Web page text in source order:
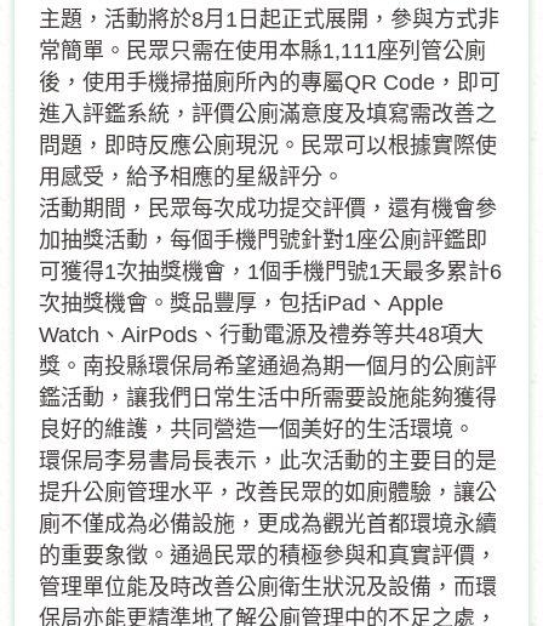
主題，活動將於8月1日起正式展開，參與方式非
常簡單。民眾只需在使用本縣1,111座列管公廁
後，使用手機掃描廁所內的專屬QR Code，即可
進入評鑑系統，評價公廁滿意度及填寫需改善之
問題，即時反應公廁現況。民眾可以根據實際使
用感受，給予相應的星級評分。
活動期間，民眾每次成功提交評價，還有機會參
加抽獎活動，每個手機門號針對1座公廁評鑑即
可獲得1次抽獎機會，1個手機門號1天最多累計6
次抽獎機會。獎品豐厚，包括iPad、Apple
Watch、AirPods、行動電源及禮券等共48項大
獎。南投縣環保局希望通過為期一個月的公廁評
鑑活動，讓我們日常生活中所需要設施能夠獲得
良好的維護，共同營造一個美好的生活環境。
環保局李易書局長表示，此次活動的主要目的是
提升公廁管理水平，改善民眾的如廁體驗，讓公
廁不僅成為必備設施，更成為觀光首都環境永續
的重要象徵。通過民眾的積極參與和真實評價，
管理單位能及時改善公廁衛生狀況及設備，而環
保局亦能更精準地了解公廁管理中的不足之處，